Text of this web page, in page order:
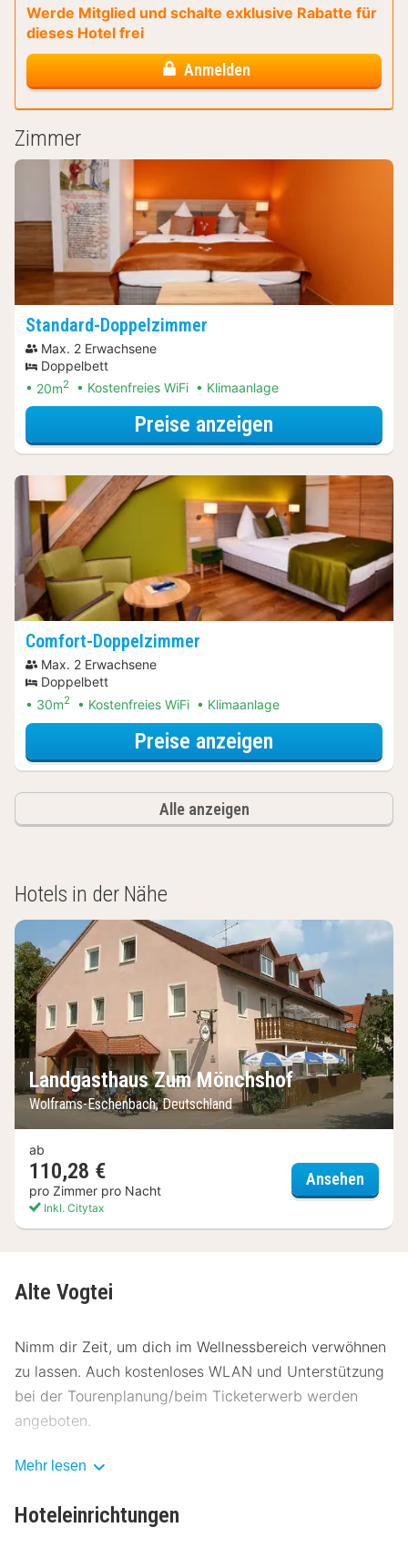
Werde Mitglied und schalte exklusive Rabatte für
dieses Hotel frei
Anmelden
Zimmer
Standard-Doppelzimmer
Max. 2 Erwachsene
Doppelbett
20m2 Kostenfreies WiFi Klimaanlage
Preise anzeigen
Comfort-Doppelzimmer
Max. 2 Erwachsene
Doppelbett
30m2 Kostenfreies WiFi Klimaanlage
Preise anzeigen
Alle anzeigen
Hotels in der Nähe
Landgasthaus Zum Mönchshof
Wolframs-Eschenbach, Deutschland
ab
110,28 €
pro Zimmer pro Nacht
Inkl. Citytax
Ansehen
Alte Vogtei
Nimm dir Zeit, um dich im Wellnessbereich verwöhnen
zu lassen. Auch kostenloses WLAN und Unterstützung
bei der Tourenplanung/beim Ticketerwerb werden
angeboten.
Genieße Mittagessen oder Abendessen bei einem
deinem Zimmer und nutz den Zimmerservice (bitte
Zeiten beachten). Gegen Gebühr wird täglich von
Mehr lesen
Hoteleinrichtungen